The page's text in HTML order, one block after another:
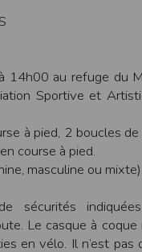
14h00 au refuge du
Sportive et
à pied, 2 boucles
course à pied.
masculine ou mixte).
sécurités
Le casque à coque
en vélo. Il n’est pas
que ce soit par des
et/ou d’utilisation des
moment sans
qui peuvent en
conditions
que :
aucun contrôle de
contre les